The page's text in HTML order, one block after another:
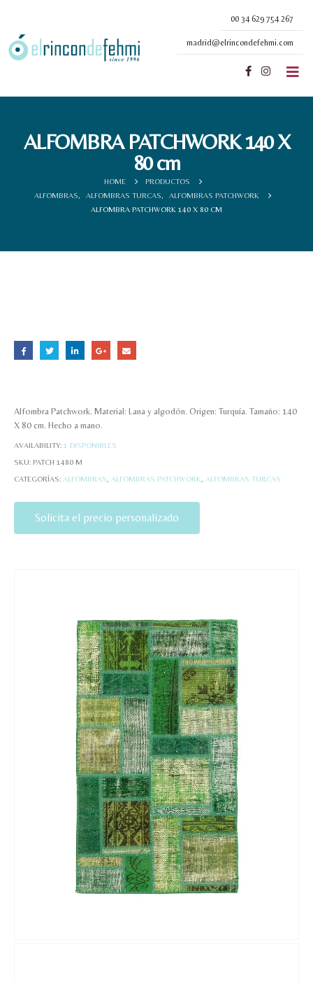
00 34 629 754 267
madrid@elrincondefehmi.com
ALFOMBRA PATCHWORK 140 X
80 cm
HOME
PRODUCTOS
ALFOMBRAS
ALFOMBRAS TURCAS
ALFOMBRAS PATCHWORK
ALFOMBRA PATCHWORK 140 X 80 CM
Alfombra Patchwork. Material: Lana y algodón. Origen: Turquía. Tamaño: 140
X 80 cm. Hecho a mano.
AVAILABILITY: 1 DISPONIBLES
SKU: PATCH 1480 M
CATEGORÍAS: ALFOMBRAS ALFOMBRAS PATCHWORK ALFOMBRAS TURCAS
Solicita el precio personalizado